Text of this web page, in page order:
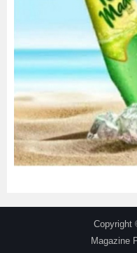
Copyright
Magazine